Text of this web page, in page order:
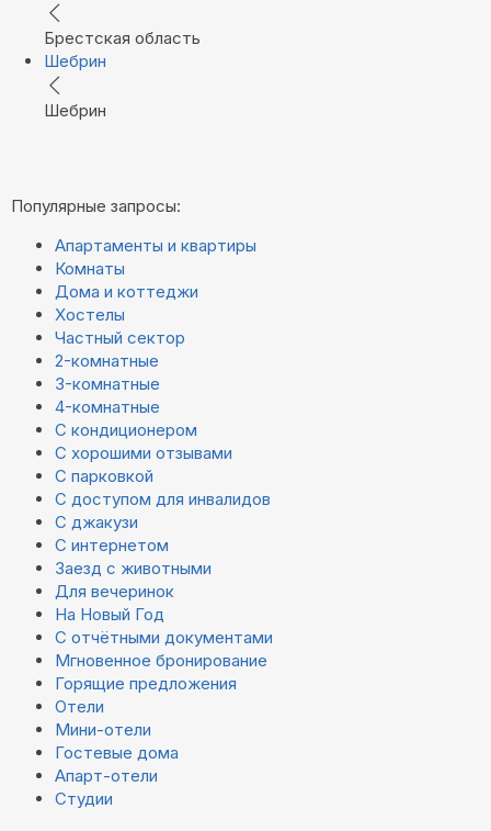
Брестская область
Шебрин
Шебрин
Популярные запросы:
Апартаменты и квартиры
Комнаты
Дома и коттеджи
Хостелы
Частный сектор
2-комнатные
3-комнатные
4-комнатные
С кондиционером
С хорошими отзывами
С парковкой
С доступом для инвалидов
С джакузи
С интернетом
Заезд с животными
Для вечеринок
На Новый Год
С отчётными документами
Мгновенное бронирование
Горящие предложения
Отели
Мини-отели
Гостевые дома
Апарт-отели
Студии